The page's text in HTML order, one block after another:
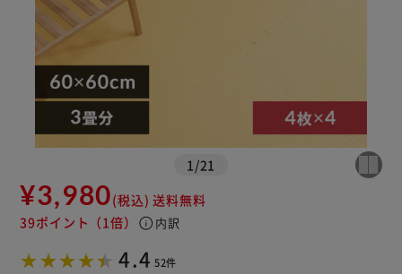
1 /21
¥3,980(税込) 送料無料
39ポイント （1倍） info 内訳
4.4 52件